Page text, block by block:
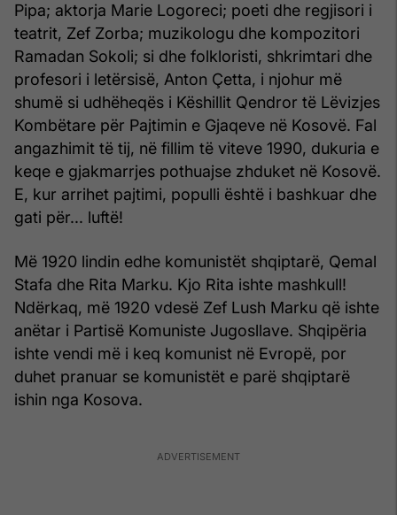
Pipa; aktorja Marie Logoreci; poeti dhe regjisori i
teatrit, Zef Zorba; muzikologu dhe kompozitori
Ramadan Sokoli; si dhe folkloristi, shkrimtari dhe
profesori i letërsisë, Anton Çetta, i njohur më
shumë si udhëheqës i Këshillit Qendror të Lëvizjes
Kombëtare për Pajtimin e Gjaqeve në Kosovë. Fal
angazhimit të tij, në fillim të viteve 1990, dukuria e
keqe e gjakmarrjes pothuajse zhduket në Kosovë.
E, kur arrihet pajtimi, populli është i bashkuar dhe
gati për... luftë!
Më 1920 lindin edhe komunistët shqiptarë, Qemal
Stafa dhe Rita Marku. Kjo Rita ishte mashkull!
Ndërkaq, më 1920 vdesë Zef Lush Marku që ishte
anëtar i Partisë Komuniste Jugosllave. Shqipëria
ishte vendi më i keq komunist në Evropë, por
duhet pranuar se komunistët e parë shqiptarë
ishin nga Kosova.